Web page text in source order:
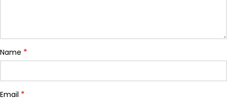
Name *
Email *